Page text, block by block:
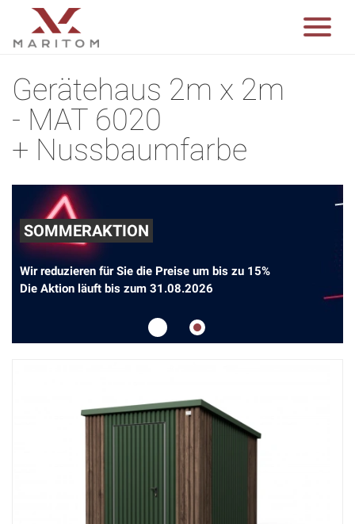
Gerätehaus 2m x 2m
- MAT 6020
+ Nussbaumfarbe
SOMMERAKTION
Wir reduzieren für Sie die Preise um bis zu 15%
Die Aktion läuft bis zum 31.08.2026